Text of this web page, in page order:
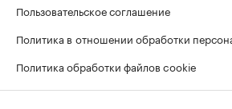
Пользовательское соглашение
Политика в отношении обработки
Политика обработки файлов cookie